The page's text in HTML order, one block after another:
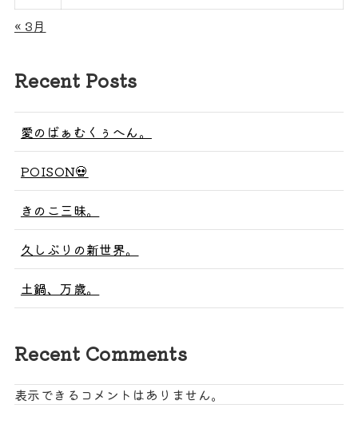
« 3月
Recent Posts
愛のばぁむくぅへん。
POISON💀
きのこ三昧。
久しぶりの新世界。
土鍋、万歳。
Recent Comments
表示できるコメントはありません。